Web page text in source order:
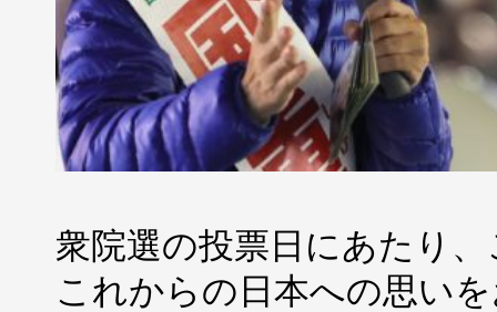
衆院選の投票日にあたり
これからの日本への思い